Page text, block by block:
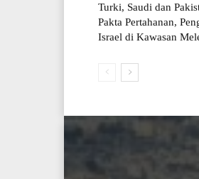
Turki, Saudi dan
Pakta Pertahanan,
Israel di Kawasan